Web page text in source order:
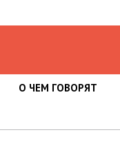
О ЧЕМ ГОВОРЯТ